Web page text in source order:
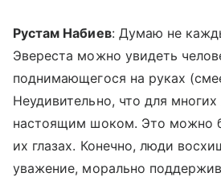
Рустам Набиев: Думаю не
Эвереста можно увидеть
поднимающегося на руках
Неудивительно, что для
настоящим шоком. Это можно
их глазах. Конечно, люди
уважение, морально